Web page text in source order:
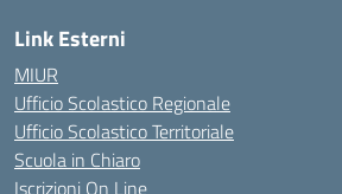
Link Esterni
MIUR
Ufficio Scolastico Regionale
Ufficio Scolastico Territoriale
Scuola in Chiaro
Iscrizioni On Line